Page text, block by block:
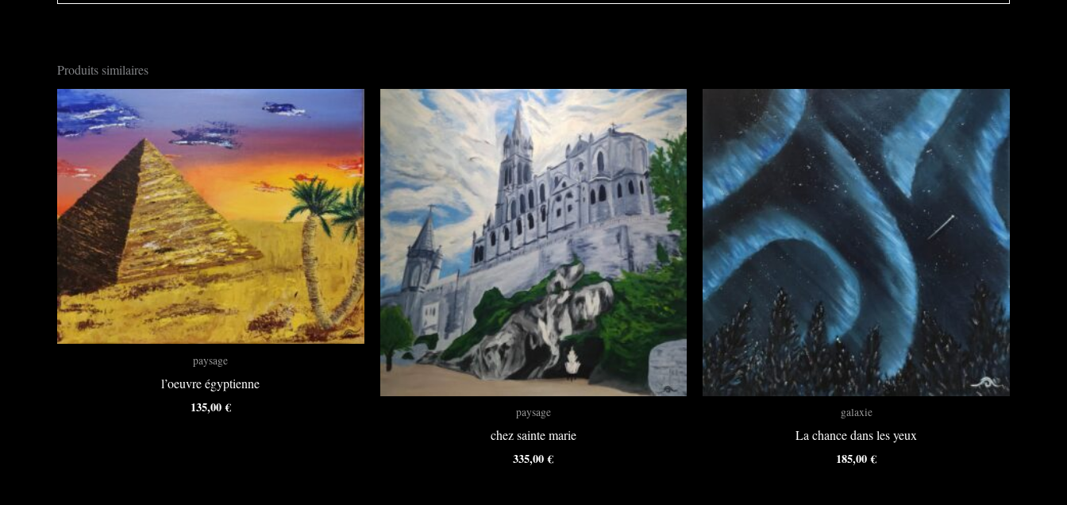
Produits similaires
paysage
l’oeuvre égyptienne
135,00€ paysage
chez sainte marie
335,00€
galaxie
La chance dans les yeux
185,00€